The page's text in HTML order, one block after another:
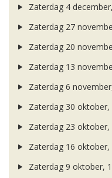
Zaterdag 4
Zaterdag 27
Zaterdag 20
Zaterdag 13
Zaterdag 6
Zaterdag 30 oktober,
Zaterdag 23 oktober,
Zaterdag 16 oktober,
Zaterdag 9 oktober,